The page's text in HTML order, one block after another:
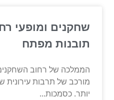
שחקנים ומופעי
תובנות מפתח
הממלכה של רחוב
מורכב של תרבות עירונית
יותר. כסמכות...